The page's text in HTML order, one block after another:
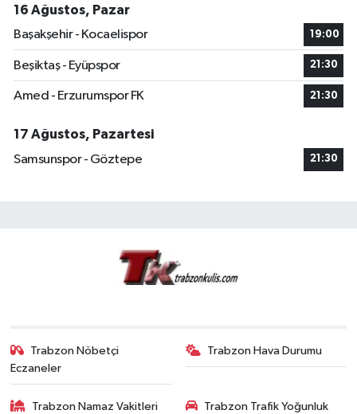
16 Ağustos, Pazar
Başakşehir - Kocaelispor
19:00
Beşiktaş - Eyüpspor 21:30
Amed - Erzurumspor FK 21:30
17 Ağustos, Pazartesi
Samsunspor - Göztepe
21:30
Trabzon Nöbetçi
Eczaneler
Trabzon Hava Durumu
Trabzon Namaz Vakitleri Trabzon Trafik Yoğunluk